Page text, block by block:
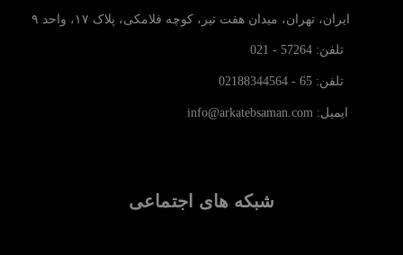
ایران، تهران، میدان هفت تیر، کوچه فلامکی، پلاک ۱۷، واحد ۹
تلفن: 57264 - 021
تلفن: 65 - 02188344564
ایمیل: info@arkatebsaman.com
شبکه های اجتماعی